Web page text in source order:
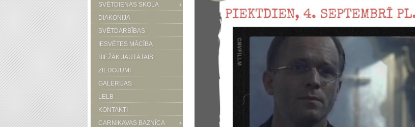
SVĒTDIENAS SKOLA
DIAKONIJA
SVĒTDARBĪBAS
IESVĒTES MĀCĪBA
BIEŽĀK JAUTĀTAIS
ZIEDOJUMI
GALERIJAS
LELB
KONTAKTI
CARNIKAVAS BAZNĪCA